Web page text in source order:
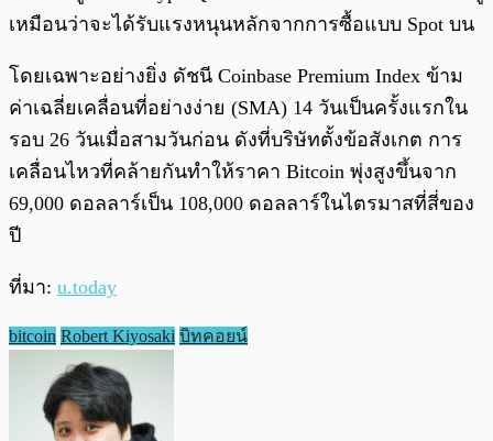
เหมือนว่าจะได้รับแรงหนุนหลักจากการซื้อแบบ Spot บน
โดยเฉพาะอย่างยิ่ง ดัชนี Coinbase Premium Index ข้าม
ค่าเฉลี่ยเคลื่อนที่อย่างง่าย (SMA) 14 วันเป็นครั้งแรกใน
รอบ 26 วันเมื่อสามวันก่อน ดังที่บริษัทตั้งข้อสังเกต การ
เคลื่อนไหวที่คล้ายกันทำให้ราคา Bitcoin พุ่งสูงขึ้นจาก
69,000 ดอลลาร์เป็น 108,000 ดอลลาร์ในไตรมาสที่สี่ของ
ปี
ที่มา: u.today
bitcoin Robert Kiyosaki บิทคอยน์